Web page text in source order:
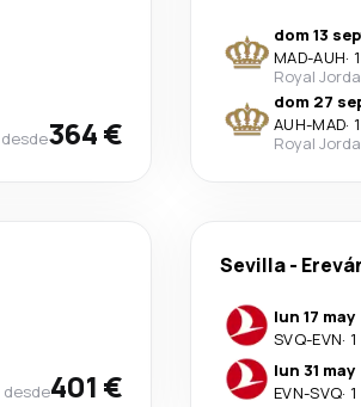
desde364 €
dom 13
MAD-AUH·
Royal
dom 27
AUH-MAD·
Royal
desde401 €
Sevilla-
lun 17 may
SVQ-EVN·
lun 31 may
EVN-SVQ·